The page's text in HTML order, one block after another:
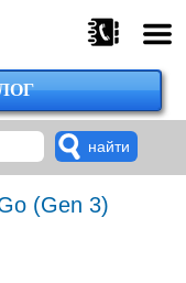
375
224-
00-
00
(Gen 3)